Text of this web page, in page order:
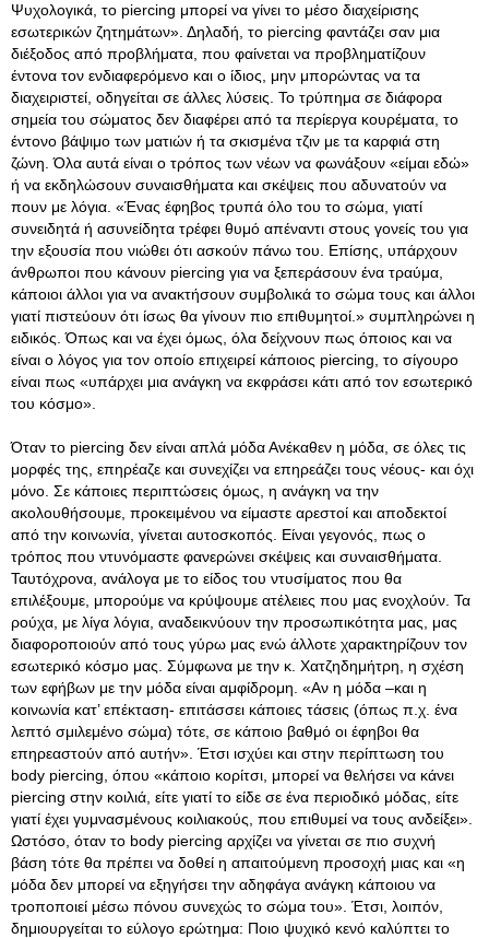
Ψυχολογικά, το piercing μπορεί να γίνει το μέσο διαχείρισης
εσωτερικών ζητημάτων». Δηλαδή, το piercing φαντάζει σαν μια
διέξοδος από προβλήματα, που φαίνεται να προβληματίζουν
έντονα τον ενδιαφερόμενο και ο ίδιος, μην μπορώντας να τα
διαχειριστεί, οδηγείται σε άλλες λύσεις. Το τρύπημα σε διάφορα
σημεία του σώματος δεν διαφέρει από τα περίεργα κουρέματα, το
έντονο βάψιμο των ματιών ή τα σκισμένα τζιν με τα καρφιά στη
ζώνη. Όλα αυτά είναι ο τρόπος των νέων να φωνάξουν «είμαι εδώ»
ή να εκδηλώσουν συναισθήματα και σκέψεις που αδυνατούν να
πουν με λόγια. «Ένας έφηβος τρυπά όλο του το σώμα, γιατί
συνειδητά ή ασυνείδητα τρέφει θυμό απέναντι στους γονείς του για
την εξουσία που νιώθει ότι ασκούν πάνω του. Επίσης, υπάρχουν
άνθρωποι που κάνουν piercing για να ξεπεράσουν ένα τραύμα,
κάποιοι άλλοι για να ανακτήσουν συμβολικά το σώμα τους και άλλοι
γιατί πιστεύουν ότι ίσως θα γίνουν πιο επιθυμητοί.» συμπληρώνει η
ειδικός. Όπως και να έχει όμως, όλα δείχνουν πως όποιος και να
είναι ο λόγος για τον οποίο επιχειρεί κάποιος piercing, το σίγουρο
είναι πως «υπάρχει μια ανάγκη να εκφράσει κάτι από τον εσωτερικό
του κόσμο».
Όταν το piercing δεν είναι απλά μόδα Ανέκαθεν η μόδα, σε όλες τις
μορφές της, επηρέαζε και συνεχίζει να επηρεάζει τους νέους- και όχι
μόνο. Σε κάποιες περιπτώσεις όμως, η ανάγκη να την
ακολουθήσουμε, προκειμένου να είμαστε αρεστοί και αποδεκτοί
από την κοινωνία, γίνεται αυτοσκοπός. Είναι γεγονός, πως ο
τρόπος που ντυνόμαστε φανερώνει σκέψεις και συναισθήματα.
Ταυτόχρονα, ανάλογα με το είδος του ντυσίματος που θα
επιλέξουμε, μπορούμε να κρύψουμε ατέλειες που μας ενοχλούν. Τα
ρούχα, με λίγα λόγια, αναδεικνύουν την προσωπικότητα μας, μας
διαφοροποιούν από τους γύρω μας ενώ άλλοτε χαρακτηρίζουν τον
εσωτερικό κόσμο μας. Σύμφωνα με την κ. Χατζηδημήτρη, η σχέση
των εφήβων με την μόδα είναι αμφίδρομη. «Αν η μόδα –και η
κοινωνία κατ’ επέκταση- επιτάσσει κάποιες τάσεις (όπως π.χ. ένα
λεπτό σμιλεμένο σώμα) τότε, σε κάποιο βαθμό οι έφηβοι θα
επηρεαστούν από αυτήν». Έτσι ισχύει και στην περίπτωση του
body piercing, όπου «κάποιο κορίτσι, μπορεί να θελήσει να κάνει
piercing στην κοιλιά, είτε γιατί το είδε σε ένα περιοδικό μόδας, είτε
γιατί έχει γυμνασμένους κοιλιακούς, που επιθυμεί να τους ανδείξει».
Ωστόσο, όταν το body piercing αρχίζει να γίνεται σε πιο συχνή
βάση τότε θα πρέπει να δοθεί η απαιτούμενη προσοχή μιας και «η
μόδα δεν μπορεί να εξηγήσει την αδηφάγα ανάγκη κάποιου να
τροποποιεί μέσω πόνου συνεχώς το σώμα του». Έτσι, λοιπόν,
δημιουργείται το εύλογο ερώτημα: Ποιο ψυχικό κενό καλύπτει το